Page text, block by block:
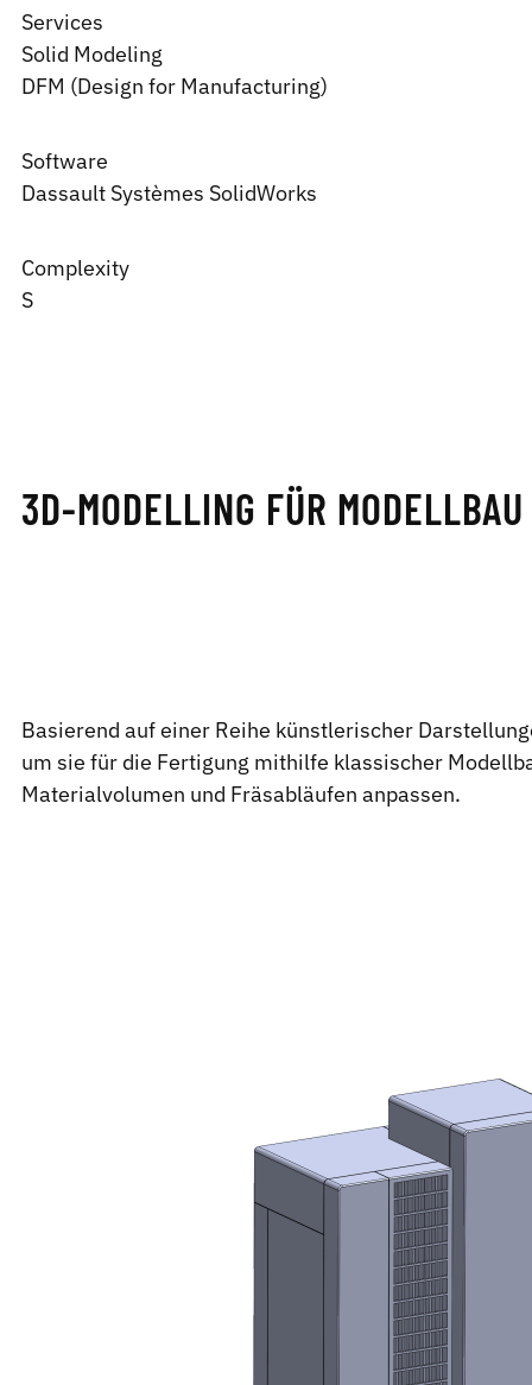
Services
Solid Modeling
DFM (Design for Manufacturing)
Software
Dassault Systèmes SolidWorks
Complexity
S
3D-MODELLING FÜR MODELLBAU
Basierend auf einer Reihe künstlerischer
um sie für die Fertigung mithilfe klassischer
Materialvolumen und Fräsabläufen anpassen.